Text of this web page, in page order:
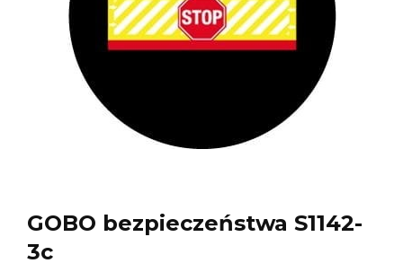
GOBO bezpieczeństwa S1142-
3c